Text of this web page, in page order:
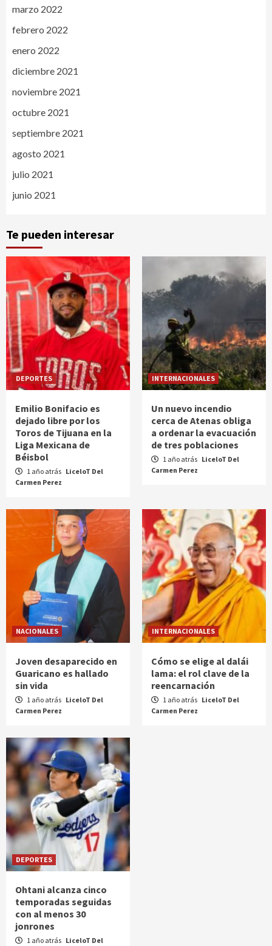
marzo 2022
febrero 2022
enero 2022
diciembre 2021
noviembre 2021
octubre 2021
septiembre 2021
agosto 2021
julio 2021
junio 2021
Te pueden interesar
DEPORTES
Emilio Bonifacio es
dejado libre por los
Toros de Tijuana en la
Liga Mexicana de
Béisbol
1 año atrás LiceloT Del
Carmen Perez
INTERNACIONALES
Un nuevo incendio
cerca de Atenas obliga
a ordenar la evacuación
de tres poblaciones
1 año atrás LiceloT Del
Carmen Perez
NACIONALES
Joven desaparecido en
Guaricano es hallado
sin vida
1 año atrás LiceloT Del
Carmen Perez
INTERNACIONALES
Cómo se elige al dalái
lama: el rol clave de la
reencarnación
1 año atrás LiceloT Del
Carmen Perez
DEPORTES
Ohtani alcanza cinco
temporadas seguidas
con al menos 30
jonrones
1 año atrás LiceloT Del